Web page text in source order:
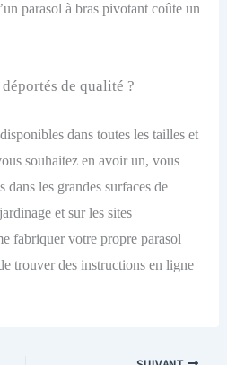
parasol à bras pivotant coûte un
de qualité ?
dans toutes les tailles et
souhaitez en avoir un, vous
dans les grandes surfaces de
et sur les sites
fabriquer votre propre parasol
trouver des instructions en ligne